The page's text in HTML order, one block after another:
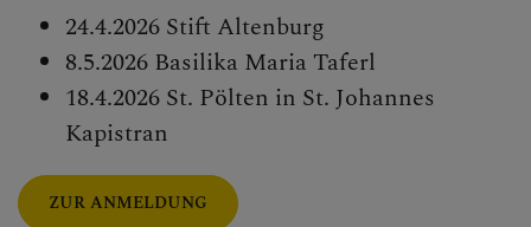
24.4.2026 Stift Altenburg
8.5.2026 Basilika Maria Taferl
18.4.2026 St. Pölten in St. Johannes
Kapistran
ZUR ANMELDUNG